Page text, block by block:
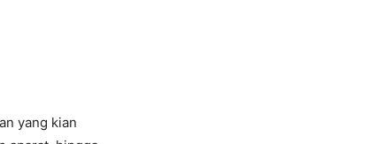
yang kian